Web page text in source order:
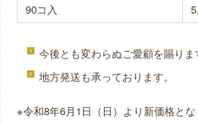
90コ入
今後とも変わらぬご愛顧を賜りま
地方発送も承っております。
※令和8年6月1日（日）より新価格とな